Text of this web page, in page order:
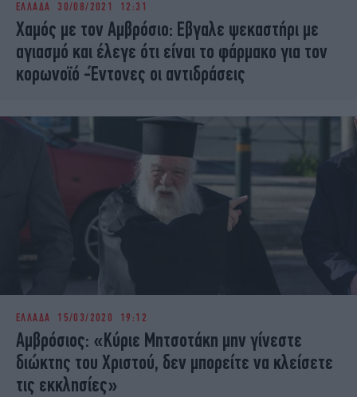
iBOOKS
OSCARS
THE OCEAN
MEDIA
ELAMEFORA
ΕΛΛΑΔΑ 30/08/2021 12:31
Χαμός με τον Αμβρόσιο: Εβγαλε ψεκαστήρι με
αγιασμό και έλεγε ότι είναι το φάρμακο για τον
κορωνοϊό -Έντονες οι αντιδράσεις
ΕΛΛΑΔΑ 15/03/2020 19:12
Αμβρόσιος: «Κύριε Μητσοτάκη μην γίνεστε
διώκτης του Χριστού, δεν μπορείτε να κλείσετε
τις εκκλησίες»